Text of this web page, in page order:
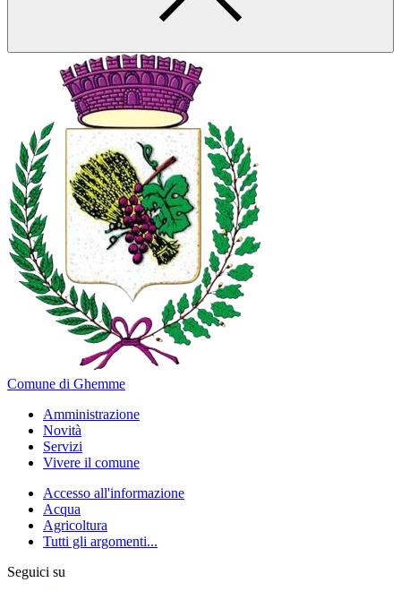
Comune di Ghemme
Amministrazione
Novità
Servizi
Vivere il comune
Accesso all'informazione
Acqua
Agricoltura
Tutti gli argomenti...
Seguici su